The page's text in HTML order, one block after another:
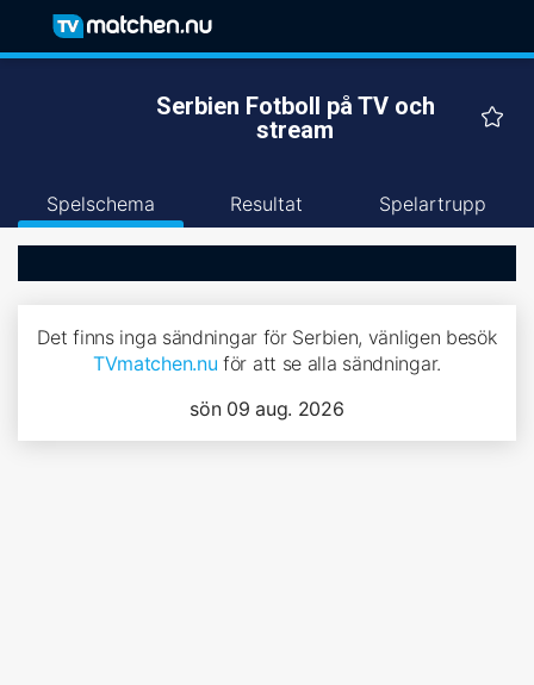
Serbien Fotboll på TV och
stream
Spelschema Resultat Spelartrupp
Det finns inga sändningar för Serbien, vänligen besök
TVmatchen.nu för att se alla sändningar.
sön 09 aug. 2026